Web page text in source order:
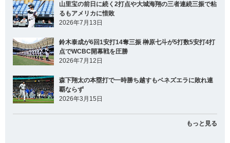
山里宝の前日に続く2打点や大城海翔の三者連続三振で粘
るもアメリカに惜敗
2026年7月13日
鈴木泰成が6回1安打14奪三振 榊原七斗が5打数5安打4打
点でWCBC開幕戦を圧勝
2026年7月12日
森下翔太の本塁打で一時勝ち越すもベネズエラに敗れ連
覇ならず
2026年3月15日
もっと見る